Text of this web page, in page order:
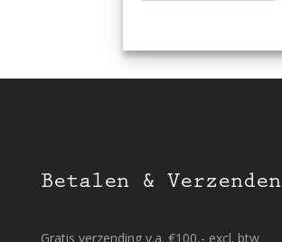
Betalen & Verzenden
Gratis verzending v.a. €100,- excl. btw